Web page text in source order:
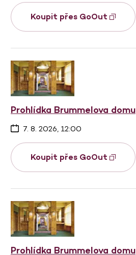
Koupit přes GoOut
Prohlídka Brummelova domu
7. 8. 2026, 12:00
Koupit přes GoOut
Prohlídka Brummelova domu